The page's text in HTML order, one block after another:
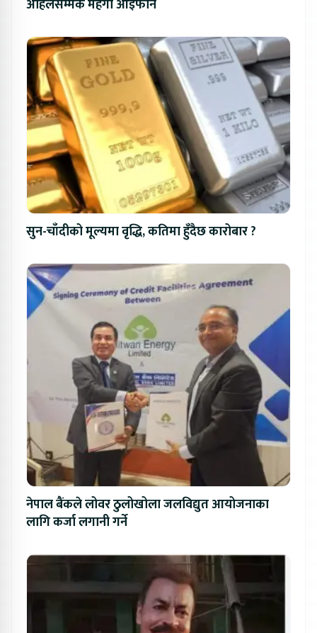
अहिलेसम्मकै महंगो आइफोन
सुन-चाँदीको मूल्यमा वृद्धि, कतिमा हुँदैछ कारोबार ?
नेपाल बैंकले लोवर ठुलोखोला जलविद्युत आयोजनाका
लागि कर्जा लगानी गर्ने